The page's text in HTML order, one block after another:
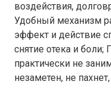
воздействия,
Удобный механизм
эффект и действие
снятие отека и
практически не
незаметен, не